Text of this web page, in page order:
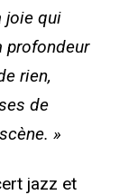
joie qui
profondeur
rien,
de
»
jazz et